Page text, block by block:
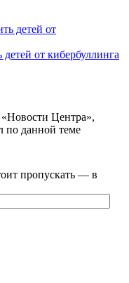
от кибербуллинга
Центра»,
по данной теме
пропускать — в